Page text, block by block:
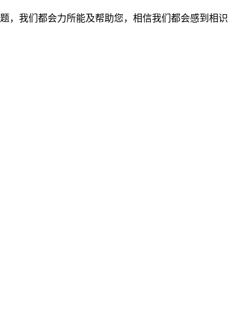
，我们都会力所能及帮助您，相信我们都会感到相